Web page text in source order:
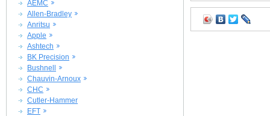
AEMC
Allen-Bradley
Anritsu
Apple
Ashtech
BK Precision
Bushnell
Chauvin-Arnoux
CHC
Cutler-Hammer
EFT